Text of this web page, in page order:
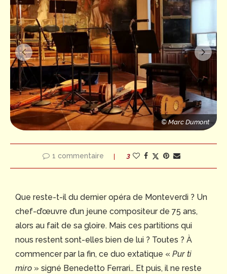
© Marc Dumont
© Marc Dumont
© Marc Dumont
1 commentaire 3
Que reste-t-il du dernier opéra de Monteverdi ? Un
chef-d’œuvre d’un jeune compositeur de 75 ans,
alors au fait de sa gloire. Mais ces partitions qui
nous restent sont-elles bien de lui ? Toutes ? À
commencer par la fin, ce duo extatique « Pur ti
miro » signé Benedetto Ferrari… Et puis, il ne reste